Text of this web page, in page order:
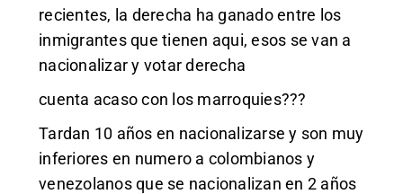
recientes, la derecha ha ganado entre los
inmigrantes que tienen aqui, esos se van a
nacionalizar y votar derecha
cuenta acaso con los marroquies???
Tardan 10 años en nacionalizarse y son muy
inferiores en numero a colombianos y
venezolanos que se nacionalizan en 2 años